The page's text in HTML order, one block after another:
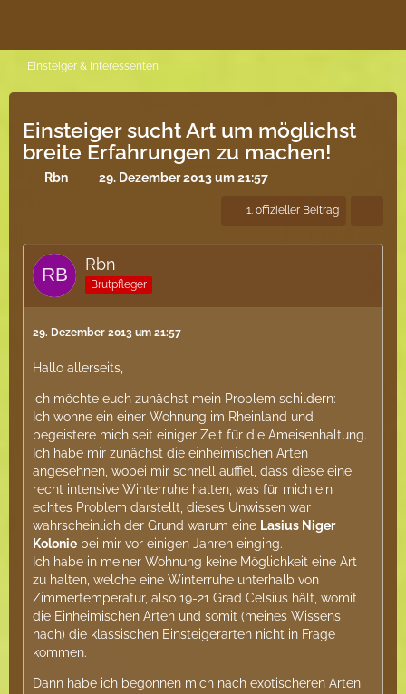
Einsteiger & Interessenten
Einsteiger sucht Art um möglichst
breite Erfahrungen zu machen!
Rbn 29. Dezember 2013 um 21:57
1. offizieller Beitrag
Rbn
Brutpfleger
29. Dezember 2013 um 21:57
Hallo allerseits,
ich möchte euch zunächst mein Problem schildern:
Ich wohne ein einer Wohnung im Rheinland und
begeistere mich seit einiger Zeit für die Ameisenhaltung.
Ich habe mir zunächst die einheimischen Arten
angesehnen, wobei mir schnell auffiel, dass diese eine
recht intensive Winterruhe halten, was für mich ein
echtes Problem darstellt, dieses Unwissen war
wahrscheinlich der Grund warum eine Lasius Niger
Kolonie bei mir vor einigen Jahren einging.
Ich habe in meiner Wohnung keine Möglichkeit eine Art
zu halten, welche eine Winterruhe unterhalb von
Zimmertemperatur, also 19-21 Grad Celsius hält, womit
die Einheimischen Arten und somit (meines Wissens
nach) die klassischen Einsteigerarten nicht in Frage
kommen.
Dann habe ich begonnen mich nach exotischeren Arten